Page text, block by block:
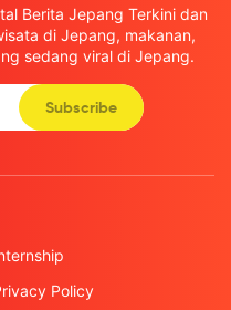
Berita Jepang Terkini dan
di Jepang, makanan,
sedang viral di Jepang.
Subscribe
Policy